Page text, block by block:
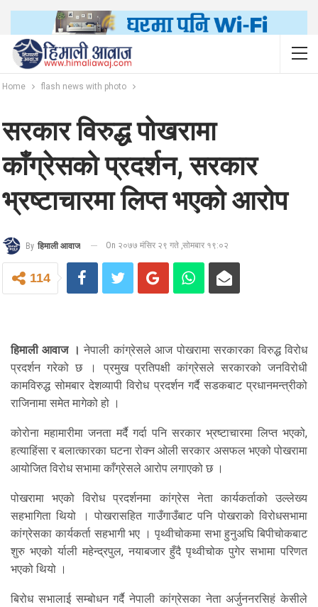
Home flash news with photo
सरकार विरुद्ध पोखरामा
काँग्रेसको प्रदर्शन, सरकार
भ्रष्टाचारमा लिप्त भएको आरोप
By हिमाली आवाज On २०७७ मंसिर २९ गते ,सोमबार १९:०२
114
हिमाली आवाज । नेपाली कांग्रेसले आज पोखरामा सरकारका विरुद्ध विरोध
प्रदर्शन गरेको छ । प्रमुख प्रतिपक्षी कांग्रेसले सरकारको जनविरोधी
कामविरुद्ध सोमबार देशव्यापी विरोध प्रदर्शन गर्दै सडकबाट प्रधानमन्त्रीको
राजिनामा समेत मागेको हो ।
कोरोना महामारीमा जनता मर्दै गर्दा पनि सरकार भ्रष्टाचारमा लिप्त भएको,
हत्याहिंसा र बलात्कारका घटना रोक्न ओली सरकार असफल भएको पोखरामा
आयोजित विरोध सभामा काँग्रेसले आरोप लगाएको छ ।
पोखरामा भएको विरोध प्रदर्शनमा कांग्रेस नेता कार्यकर्ताको उल्लेख्य
सहभागिता थियो । पोखरासहित गाउँगाउँबाट पनि पोखराको विरोधसभामा
कांग्रेसका कार्यकर्ता सहभागी भए । पृथ्वीचोकमा सभा हुनुअघि बिपीचोकबाट
शुरु भएको र्याली महेन्द्रपुल, नयाबजार हुँदै पृथ्वीचोक पुगेर सभामा परिणत
भएको थियो ।
बिरोध सभालाई सम्बोधन गर्दै नेपाली कांग्रेसका नेता अर्जुननरसिहं केसीले